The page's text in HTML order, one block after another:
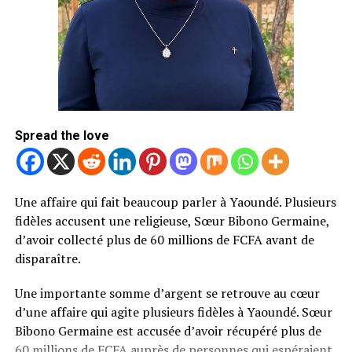
Que s’est-il réellement passé à
l’église ?
C’est probablement la question que beaucoup se posent.
l’église », mais les informations disponibles ne
permettent pas de déterminer précisément ce que cette
formulation signifie. S’agit-il d’une grossesse annoncée
après une cérémonie religieuse ? D’un témoignage lié à
une prière ? Ou d’une histoire racontée de manière
volontairement sensationnelle sur les réseaux sociaux ?
La publication à l’origine de la polémique se contente
essentiellement de rapporter le témoignage de la jeune
femme. Les détails permettant de vérifier les faits
Spread the love
Une affaire qui fait beaucoup parler à Yaoundé. Plusieurs
fidèles accusent une religieuse, Sœur Bibono Germaine,
d’avoir collecté plus de 60 millions de FCFA avant de
disparaître.
Une importante somme d’argent se retrouve au cœur
d’une affaire qui agite plusieurs fidèles à Yaoundé. Sœur
Bibono Germaine est accusée d’avoir récupéré plus de